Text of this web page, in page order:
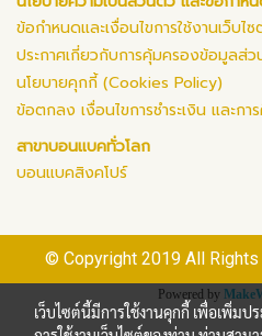
ข้อกำหนดและเงื่อนไขการใช้งานเว็บไซ
ประกาศเกี่ยวกับการคุ้มครองข้อมูลส่
นโยบายคุกกี้ (Cookies Policy)
ข้อตกลง เงื่อนไขการชำระเงิน และกา
สาขาบอนแบคทั่วโลก
บอนแบคสิงคโปร์
© Copyright 2019 All
Powered by
เว็บไซต์นี้มีการใช้งานคุกกี้ เพื่อเพิ่ม